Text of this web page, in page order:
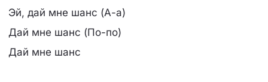
Эй, дай мне шанс (А-а)
Дай мне шанс (По-по)
Дай мне шанс